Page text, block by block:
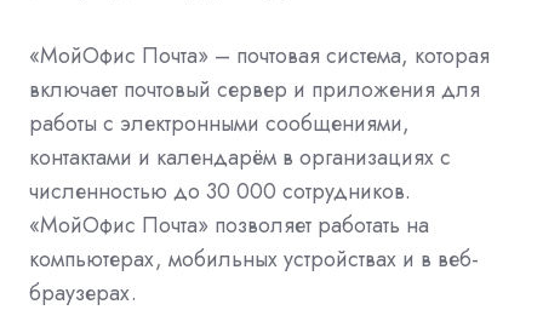
«МойОфис Почта» – почтовая система, которая
включает почтовый сервер и приложения для
работы с электронными сообщениями,
контактами и календарём в организациях с
численностью до 30 000 сотрудников.
«МойОфис Почта» позволяет работать на
компьютерах, мобильных устройствах и в веб-
браузерах.